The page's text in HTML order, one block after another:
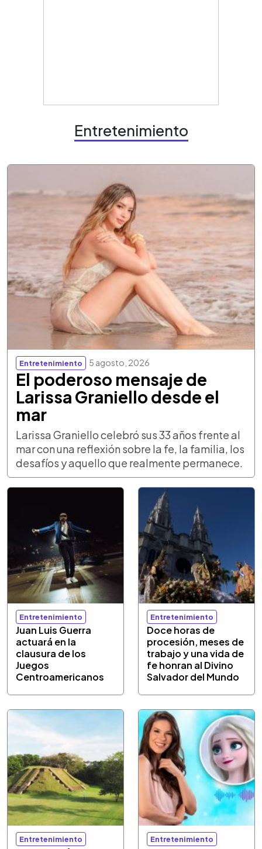
Entretenimiento
Entretenimiento 5 agosto, 2026
El poderoso mensaje de
Larissa Graniello desde el
mar
Larissa Graniello celebró sus 33 años frente al
mar con una reflexión sobre la fe, la familia, los
desafíos y aquello que realmente permanece.
Entretenimiento
Juan Luis Guerra
actuará en la
clausura de los
Juegos
Centroamericanos
Entretenimiento
Doce horas de
procesión, meses de
trabajo y una vida de
fe honran al Divino
Salvador del Mundo
Entretenimiento Entretenimiento